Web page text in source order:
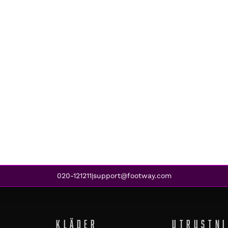
020-121211|support@footway.com
KLÄDER